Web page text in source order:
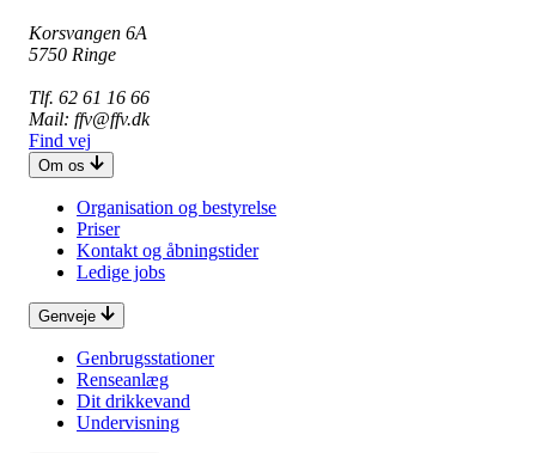
Korsvangen 6A
5750 Ringe
Tlf. 62 61 16 66
Mail: ffv@ffv.dk
Find vej
Om os
Organisation og bestyrelse
Priser
Kontakt og åbningstider
Ledige jobs
Genveje
Genbrugsstationer
Renseanlæg
Dit drikkevand
Undervisning